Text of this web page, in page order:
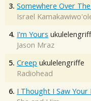
3. Somewhere Over
Israel
4. I'm Yours
Jason Mraz
5. Creep ukulelengriffe
Radiohead
6. I Thought I Saw Your